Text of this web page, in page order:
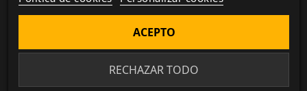
segunda edición, incluyendo nuevos
monstruos. También incluye más información
sobre cuatro naciones occidentales de
RECHAZAR TODO
ACEPTO